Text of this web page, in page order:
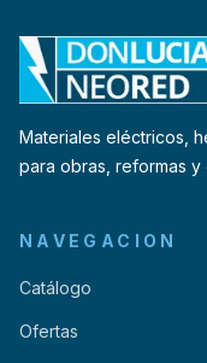
Materiales eléctricos,
para obras, reformas y
NAVEGACION
Catálogo
Ofertas